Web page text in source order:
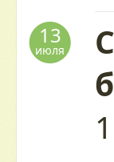
13
июля